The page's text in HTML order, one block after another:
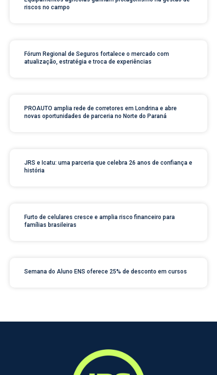
riscos no campo
Fórum Regional de Seguros fortalece o mercado com
atualização, estratégia e troca de experiências
PROAUTO amplia rede de corretores em Londrina e abre
novas oportunidades de parceria no Norte do Paraná
JRS e Icatu: uma parceria que celebra 26 anos de confiança e
história
Furto de celulares cresce e amplia risco financeiro para
famílias brasileiras
Semana do Aluno ENS oferece 25% de desconto em cursos